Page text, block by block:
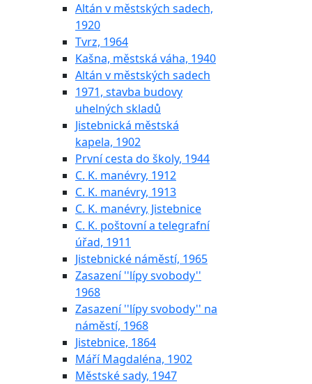
Altán v městských sadech,
1920
Tvrz, 1964
Kašna, městská váha, 1940
Altán v městských sadech
1971, stavba budovy
uhelných skladů
Jistebnická městská
kapela, 1902
První cesta do školy, 1944
C. K. manévry, 1912
C. K. manévry, 1913
C. K. manévry, Jistebnice
C. K. poštovní a telegrafní
úřad, 1911
Jistebnické náměstí, 1965
Zasazení ''lípy svobody''
1968
Zasazení ''lípy svobody'' na
náměstí, 1968
Jistebnice, 1864
Máří Magdaléna, 1902
Městské sady, 1947